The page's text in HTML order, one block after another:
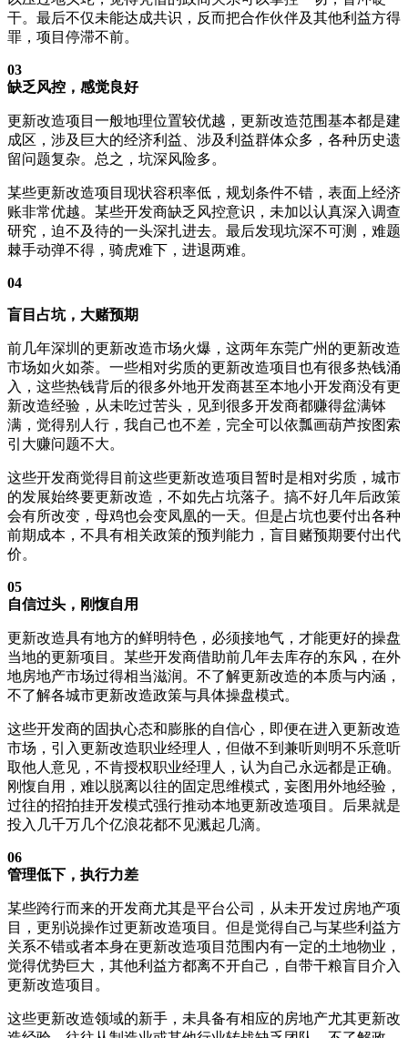
干。最后不仅未能达成共识，反而把合作伙伴及其他利益方得
罪，项目停滞不前。
03
缺乏风控，感觉良好
更新改造项目一般地理位置较优越，更新改造范围基本都是建
成区，涉及巨大的经济利益、涉及利益群体众多，各种历史遗
留问题复杂。总之，坑深风险多。
某些更新改造项目现状容积率低，规划条件不错，表面上经济
账非常优越。某些开发商缺乏风控意识，未加以认真深入调查
研究，迫不及待的一头深扎进去。最后发现坑深不可测，难题
棘手动弹不得，骑虎难下，进退两难。
04
盲目占坑，大赌预期
前几年深圳的更新改造市场火爆，这两年东莞广州的更新改造
市场如火如荼。一些相对劣质的更新改造项目也有很多热钱涌
入，这些热钱背后的很多外地开发商甚至本地小开发商没有更
新改造经验，从未吃过苦头，见到很多开发商都赚得盆满钵
满，觉得别人行，我自己也不差，完全可以依瓢画葫芦按图索
引大赚问题不大。
这些开发商觉得目前这些更新改造项目暂时是相对劣质，城市
的发展始终要更新改造，不如先占坑落子。搞不好几年后政策
会有所改变，母鸡也会变凤凰的一天。但是占坑也要付出各种
前期成本，不具有相关政策的预判能力，盲目赌预期要付出代
价。
05
自信过头，刚愎自用
更新改造具有地方的鲜明特色，必须接地气，才能更好的操盘
当地的更新项目。某些开发商借助前几年去库存的东风，在外
地房地产市场过得相当滋润。不了解更新改造的本质与内涵，
不了解各城市更新改造政策与具体操盘模式。
这些开发商的固执心态和膨胀的自信心，即便在进入更新改造
市场，引入更新改造职业经理人，但做不到兼听则明不乐意听
取他人意见，不肯授权职业经理人，认为自己永远都是正确。
刚愎自用，难以脱离以往的固定思维模式，妄图用外地经验，
过往的招拍挂开发模式强行推动本地更新改造项目。后果就是
投入几千万几个亿浪花都不见溅起几滴。
06
管理低下，执行力差
某些跨行而来的开发商尤其是平台公司，从未开发过房地产项
目，更别说操作过更新改造项目。但是觉得自己与某些利益方
关系不错或者本身在更新改造项目范围内有一定的土地物业，
觉得优势巨大，其他利益方都离不开自己，自带干粮盲目介入
更新改造项目。
这些更新改造领域的新手，未具备有相应的房地产尤其更新改